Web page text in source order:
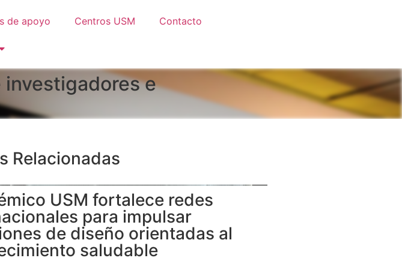
de apoyo Centros USM Contacto
e
Relacionadas
USM fortalece redes
para impulsar
de diseño orientadas al
saludable